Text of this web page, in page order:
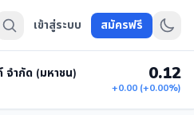
เข้าสู่ระบบ สมัครฟรี
จำกัด (มหาชน) 0.12
+0.00 (+0.00%)